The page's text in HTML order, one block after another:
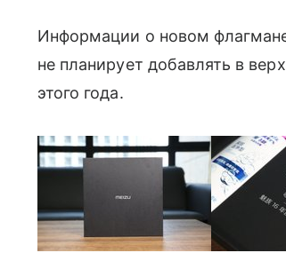
Информации о новом
не планирует добавлять в
этого года.
weibo.com